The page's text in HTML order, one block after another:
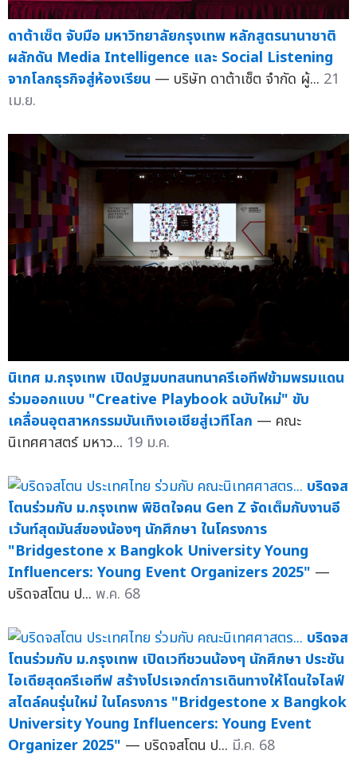
ดาต้าเซ็ต จับมือ มหาวิทยาลัยกรุงเทพ หลักสูตรนานาชาติ
ผลักดัน Media Intelligence และ Social Listening
จากโลกธุรกิจสู่ห้องเรียน — บริษัท ดาต้าเซ็ต จำกัด ผู้... 21
เม.ย.
นิเทศ ม.กรุงเทพ เปิดปฐมบทสนทนาครีเอทีฟข้ามพรมแดน
ร่วมออกแบบ "Creative Playbook ฉบับใหม่" ขับ
เคลื่อนอุตสาหกรรมบันเทิงเอเชียสู่เวทีโลก — คณะ
นิเทศศาสตร์ มหาว... 19 ม.ค.
บริดจส
โตนร่วมกับ ม.กรุงเทพ พิชิตใจคน Gen Z จัดเต็มกับงานอี
เว้นท์สุดมันส์ของน้องๆ นักศึกษา ในโครงการ
"Bridgestone x Bangkok University Young
Influencers: Young Event Organizers 2025" —
บริดจสโตน ป... พ.ค. 68
บริดจส
โตนร่วมกับ ม.กรุงเทพ เปิดเวทีชวนน้องๆ นักศึกษา ประชัน
ไอเดียสุดครีเอทีฟ สร้างโปรเจกต์การเดินทางให้โดนใจไลฟ์
สไตล์คนรุ่นใหม่ ในโครงการ "Bridgestone x Bangkok
University Young Influencers: Young Event
Organizer 2025" — บริดจสโตน ป... มี.ค. 68